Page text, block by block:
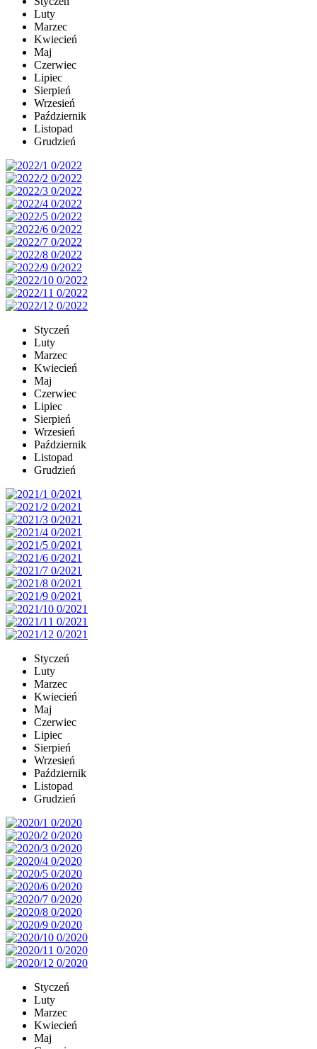
Luty
Marzec
Kwiecień
Maj
Czerwiec
Lipiec
Sierpień
Wrzesień
Październik
Listopad
Grudzień
Styczeń
Luty
Marzec
Kwiecień
Maj
Czerwiec
Lipiec
Sierpień
Wrzesień
Październik
Listopad
Grudzień
Styczeń
Luty
Marzec
Kwiecień
Maj
Czerwiec
Lipiec
Sierpień
Wrzesień
Październik
Listopad
Grudzień
Styczeń
Luty
Marzec
Kwiecień
Maj